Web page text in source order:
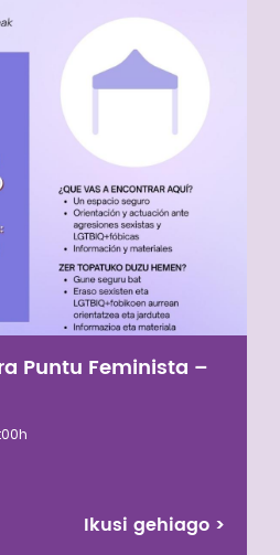
Puntu Feminista –
Ikusi gehiago >